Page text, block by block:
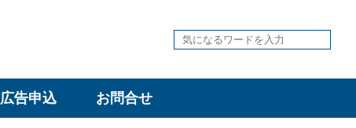
広告申込 お問合せ